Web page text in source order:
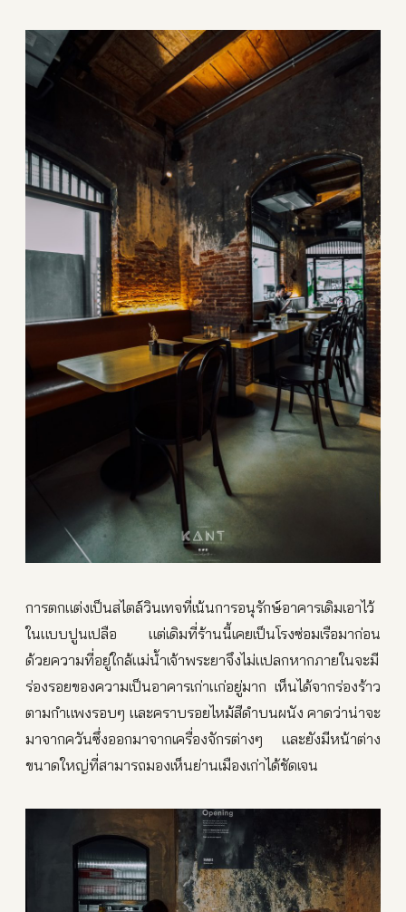
การตกแต่งเป็นสไตล์วินเทจที่เน้นการอนุรักษ์อาคารเดิมเอาไว้
ในแบบปูนเปลือ แต่เดิมที่ร้านนี้เคยเป็นโรงซ่อมเรือมาก่อน
ด้วยความที่อยู่ใกล้แม่น้ำเจ้าพระยาจึงไม่แปลกหากภายในจะมี
ร่องรอยของความเป็นอาคารเก่าแก่อยู่มาก เห็นได้จากร่องร้าว
ตามกำแพงรอบๆ และคราบรอยไหม้สีดำบนผนัง คาดว่าน่าจะ
มาจากควันซึ่งออกมาจากเครื่องจักรต่างๆ และยังมีหน้าต่าง
ขนาดใหญ่ที่สามารถมองเห็นย่านเมืองเก่าได้ชัดเจน